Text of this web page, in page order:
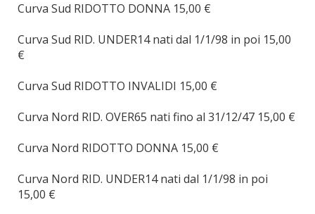
Curva Sud RIDOTTO DONNA 15,00 €
Curva Sud RID. UNDER14 nati dal 1/1/98 in poi 15,00
€
Curva Sud RIDOTTO INVALIDI 15,00 €
Curva Nord RID. OVER65 nati fino al 31/12/47 15,00 €
Curva Nord RIDOTTO DONNA 15,00 €
Curva Nord RID. UNDER14 nati dal 1/1/98 in poi
15,00 €